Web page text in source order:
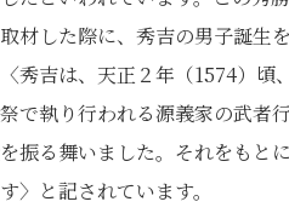
材した際に、秀吉の男子誕生
秀吉は、天正２年（1574）頃
で執り行われる源義家の武者
振る舞いました。それをもと
と記されています。